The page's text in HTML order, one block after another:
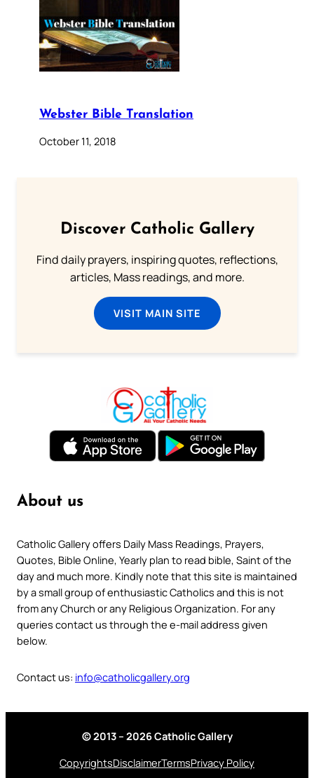
Webster Bible Translation
October 11, 2018
Discover Catholic Gallery
Find daily prayers, inspiring quotes, reflections,
articles, Mass readings, and more.
VISIT MAIN SITE
About us
Catholic Gallery offers Daily Mass Readings, Prayers,
Quotes, Bible Online, Yearly plan to read bible, Saint of the
day and much more. Kindly note that this site is maintained
by a small group of enthusiastic Catholics and this is not
from any Church or any Religious Organization. For any
queries contact us through the e-mail address given
below.
Contact us: info@catholicgallery.org
© 2013 – 2026 Catholic Gallery
CopyrightsDisclaimerTermsPrivacy Policy